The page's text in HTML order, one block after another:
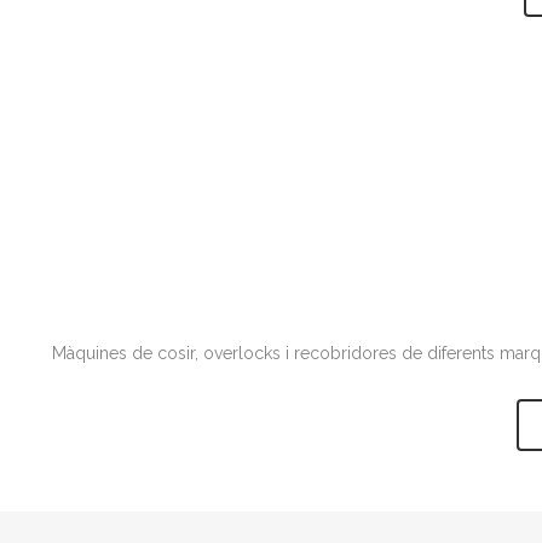
Màquines de cosir, overlocks i recobridores de diferents